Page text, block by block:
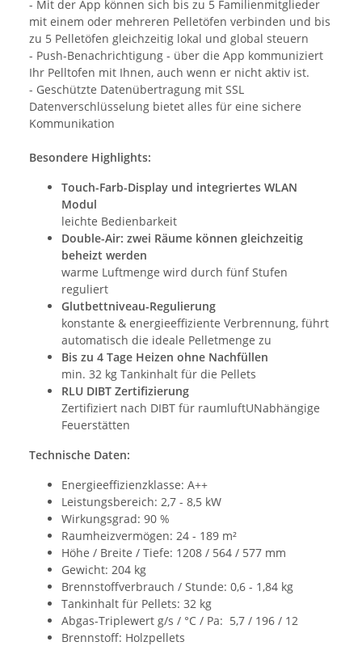
- Mit der App können sich bis zu 5 Familienmitglieder
mit einem oder mehreren Pelletöfen verbinden und bis
zu 5 Pelletöfen gleichzeitig lokal und global steuern
- Push-Benachrichtigung - über die App kommuniziert
Ihr Pelltofen mit Ihnen, auch wenn er nicht aktiv ist.
- Geschützte Datenübertragung mit SSL
Datenverschlüsselung bietet alles für eine sichere
Kommunikation
Besondere Highlights:
Touch-Farb-Display und integriertes WLAN
Modul
leichte Bedienbarkeit
Double-Air: zwei Räume können gleichzeitig
beheizt werden
warme Luftmenge wird durch fünf Stufen
reguliert
Glutbettniveau-Regulierung
konstante & energieeffiziente Verbrennung, führt
automatisch die ideale Pelletmenge zu
Bis zu 4 Tage Heizen ohne Nachfüllen
min. 32 kg Tankinhalt für die Pellets
RLU DIBT Zertifizierung
Zertifiziert nach DIBT für raumluftUNabhängige
Feuerstätten
Technische Daten:
Energieeffizienzklasse: A++
Leistungsbereich: 2,7 - 8,5 kW
Wirkungsgrad: 90 %
Raumheizvermögen: 24 - 189 m²
Höhe / Breite / Tiefe: 1208 / 564 / 577 mm
Gewicht: 204 kg
Brennstoffverbrauch / Stunde: 0,6 - 1,84 kg
Tankinhalt für Pellets: 32 kg
Abgas-Triplewert g/s / °C / Pa: 5,7 / 196 / 12
Brennstoff: Holzpellets